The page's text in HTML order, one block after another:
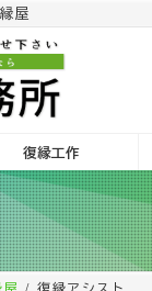
屋
復縁工作
復縁アシスト